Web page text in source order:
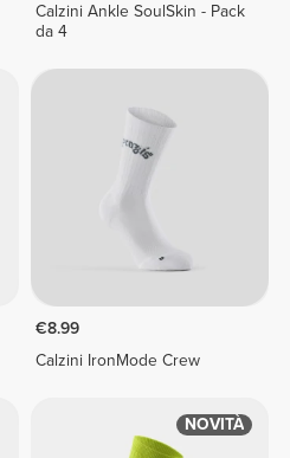
Calzini Ankle SoulSkin - Pack
da 4
€8.99
Calzini IronMode Crew
NOVITÀ